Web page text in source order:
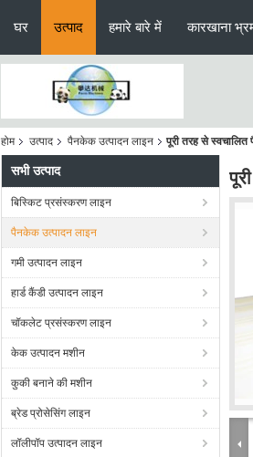
घर उत्पाद हमारे बारे में कारखाना
होम उत्पाद पैनकेक उत्पादन लाइन पूरी तरह से
सभी उत्पाद
बिस्किट प्रसंस्करण लाइन
पैनकेक उत्पादन लाइन
गमी उत्पादन लाइन
हार्ड कैंडी उत्पादन लाइन
चॉकलेट प्रसंस्करण लाइन
केक उत्पादन मशीन
कुकी बनाने की मशीन
ब्रेड प्रोसेसिंग लाइन
लॉलीपॉप उत्पादन लाइन